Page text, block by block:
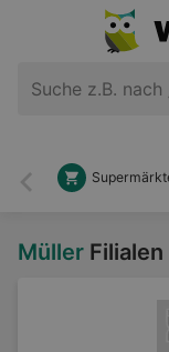
Zurück
Müller